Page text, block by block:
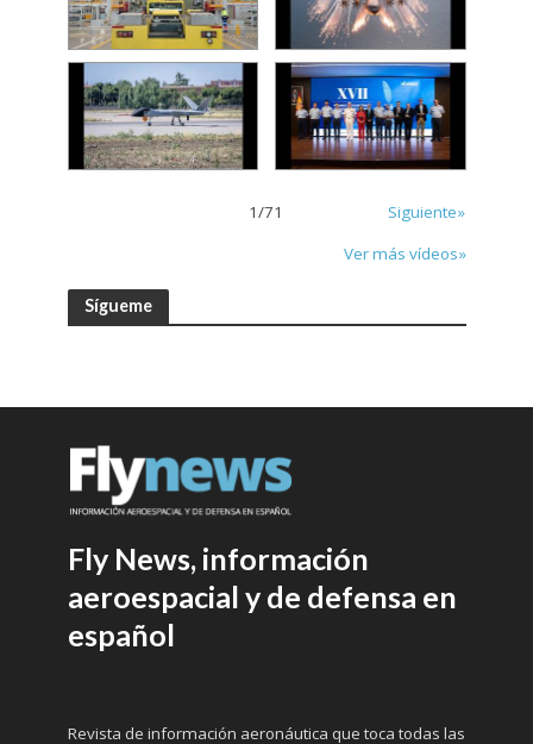
1/71
Siguiente»
Ver más vídeos»
Sígueme
Fly News, información
aeroespacial y de defensa en
español
Revista de información aeronáutica que toca todas las